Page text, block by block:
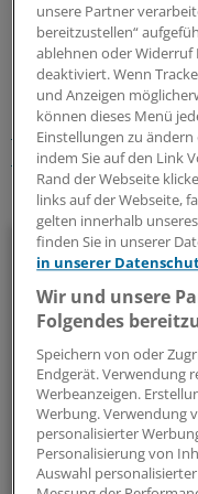
Schlagworte:
Netze und
Neurologie/
Ihr Newsletter
Beruf & Alltag
Die
Nützliches für Ihre
Kolleginnen und
unsere Partner
bereitzustellen“
ablehnen oder Widerruf
deaktiviert. Wenn
und Anzeigen
können dieses Menü
Einstellungen zu
indem Sie auf den Link
Rand der Webseite
links auf der Webseite,
gelten innerhalb
finden Sie in unserer
in unserer
Wir und unsere
Folgendes
Speichern von oder
Endgerät. Verwendung
Werbeanzeigen.
Werbung. Verwendung
personalisierter
Personalisierung von
Auswahl